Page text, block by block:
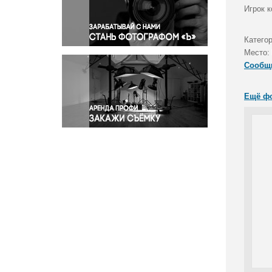
Правосудие
Происшествия и конфликты
Религия
Светская жизнь
Спорт
Экология
Экономика и бизнес
Игрок
Место:
Ещё